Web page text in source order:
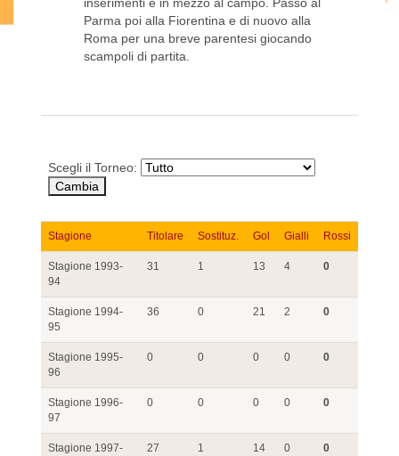
inserimenti e in mezzo al campo. Passò al
Parma poi alla Fiorentina e di nuovo alla
Roma per una breve parentesi giocando
scampoli di partita.
Scegli il Torneo:
Stagione Titolare Sostituz. Gol Gialli Rossi
Stagione 1993-
94
31 1 13 4 0
Stagione 1994-
95
36 0 21 2 0
Stagione 1995-
96
0 0 0 0 0
Stagione 1996-
97
0 0 0 0 0
Stagione 1997-
27 1 14 0 0